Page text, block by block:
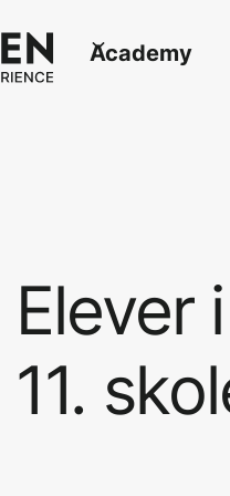
Academy
Elever i
11.